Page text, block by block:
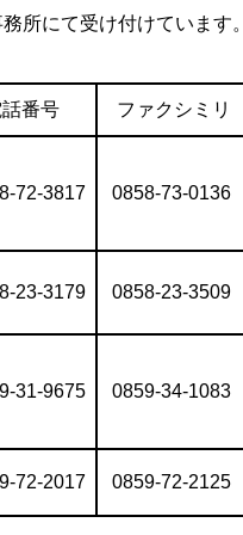
所にて受け付けています。
番号 ファクシミリ
72-3817 0858-73-0136
23-3179 0858-23-3509
31-9675 0859-34-1083
72-2017 0859-72-2125